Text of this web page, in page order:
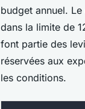
budget annuel. Le
dans la limite de
font partie des
réservées aux
les conditions.